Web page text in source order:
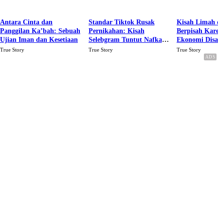
Antara Cinta dan
Panggilan Ka’bah: Sebuah
Ujian Iman dan Kesetiaan
True Story
Standar Tiktok Rusak
Pernikahan: Kisah
Selebgram Tuntut Nafkah
Rp.15 Juta Perbulan
True Story
Kisah Limah
Berpisah
Ekonomi
Karena Cinta
True Story